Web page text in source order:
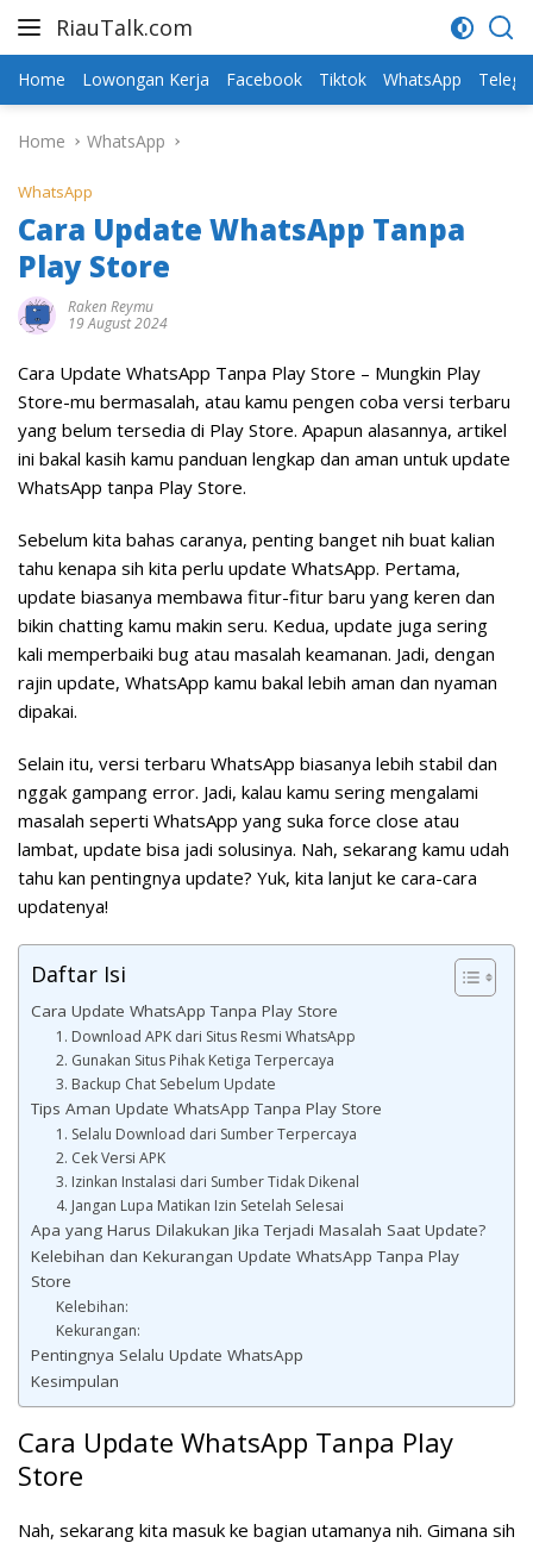
RiauTalk.com
Update
Terkini
Home Lowongan Kerja Facebook Tiktok WhatsApp
Home WhatsApp
WhatsApp
Cara Update WhatsApp Tanpa
Play Store
Raken Reymu
19 August 2024
Cara Update WhatsApp Tanpa Play Store – Mungkin Play
Store-mu bermasalah, atau kamu pengen coba versi terbaru
yang belum tersedia di Play Store. Apapun alasannya, artikel
ini bakal kasih kamu panduan lengkap dan aman untuk update
WhatsApp tanpa Play Store.
Sebelum kita bahas caranya, penting banget nih buat kalian
tahu kenapa sih kita perlu update WhatsApp. Pertama,
update biasanya membawa fitur-fitur baru yang keren dan
bikin chatting kamu makin seru. Kedua, update juga sering
kali memperbaiki bug atau masalah keamanan. Jadi, dengan
rajin update, WhatsApp kamu bakal lebih aman dan nyaman
dipakai.
Selain itu, versi terbaru WhatsApp biasanya lebih stabil dan
nggak gampang error. Jadi, kalau kamu sering mengalami
masalah seperti WhatsApp yang suka force close atau
lambat, update bisa jadi solusinya. Nah, sekarang kamu udah
tahu kan pentingnya update? Yuk, kita lanjut ke cara-cara
updatenya!
Daftar Isi
Cara Update WhatsApp Tanpa Play Store
1. Download APK dari Situs Resmi WhatsApp
2. Gunakan Situs Pihak Ketiga Terpercaya
3. Backup Chat Sebelum Update
Tips Aman Update WhatsApp Tanpa Play Store
1. Selalu Download dari Sumber Terpercaya
2. Cek Versi APK
3. Izinkan Instalasi dari Sumber Tidak Dikenal
4. Jangan Lupa Matikan Izin Setelah Selesai
Apa yang Harus Dilakukan Jika Terjadi Masalah Saat Update?
Kelebihan dan Kekurangan Update WhatsApp Tanpa Play
Store
Kelebihan:
Kekurangan:
Pentingnya Selalu Update WhatsApp
Kesimpulan
Cara Update WhatsApp Tanpa Play
Store
Nah, sekarang kita masuk ke bagian utamanya nih. Gimana sih